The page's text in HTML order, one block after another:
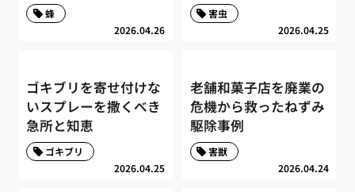
2026.04.26
蜂
2026.04.25
害虫
ゴキブリを寄せ付けな
いスプレーを撒くべき
急所と知恵
2026.04.25
ゴキブリ
老舗和菓子店を廃業の
危機から救ったねずみ
駆除事例
2026.04.24
害獣